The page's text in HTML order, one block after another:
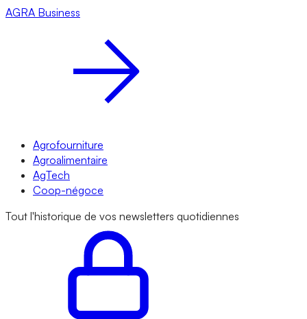
AGRA Business
Agrofourniture
Agroalimentaire
AgTech
Coop-négoce
Tout l'historique de vos newsletters quotidiennes